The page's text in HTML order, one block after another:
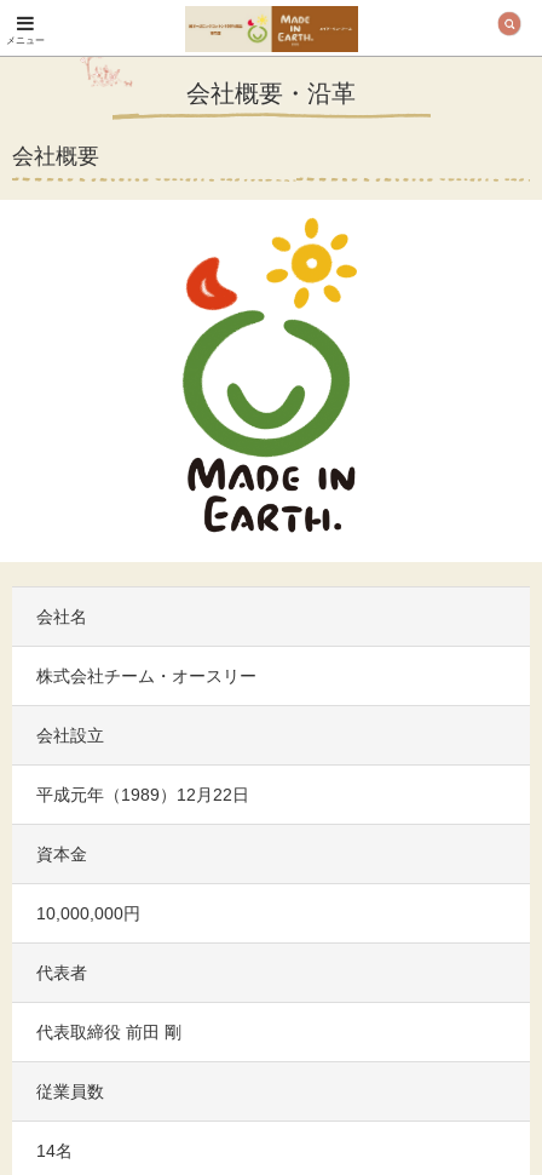
オーガニックコットン
製品と布ナプキン メ
イド・イン・アース
メニュー
会社概要・沿革
会社概要
会社名
株式会社チーム・オースリー
会社設立
平成元年（1989）12月22日
資本金
10,000,000円
代表者
代表取締役 前田 剛
従業員数
14名